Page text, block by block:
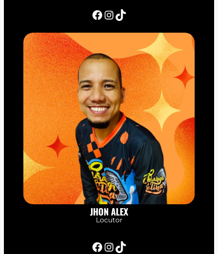
Facebook InstagramTikTok
JHON ALEX
Locutor
Facebook InstagramTikTok